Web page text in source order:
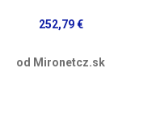
252,79 €
od Mironetcz.sk